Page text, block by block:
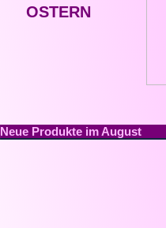
OSTERN
Neue Produkte im August